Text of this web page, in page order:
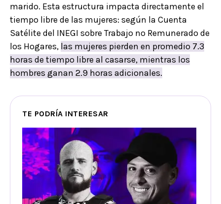
marido. Esta estructura impacta directamente el
tiempo libre de las mujeres: según la Cuenta
Satélite del INEGI sobre Trabajo no Remunerado de
los Hogares, las mujeres pierden en promedio 7.3
horas de tiempo libre al casarse, mientras los
hombres ganan 2.9 horas adicionales.
TE PODRÍA INTERESAR